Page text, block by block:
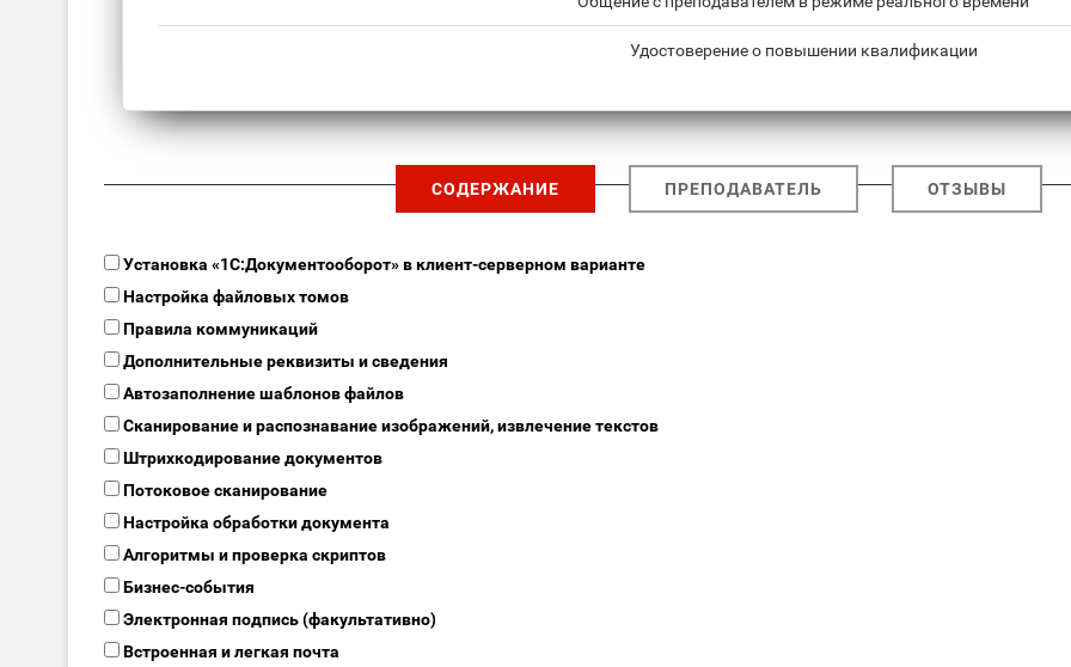
Удостоверение о повышении квалификации
СОДЕРЖАНИЕ ПРЕПОДАВАТЕЛЬ ОТЗЫВЫ
Установка «1С:Документооборот» в клиент-серверном варианте
Настройка файловых томов
Правила коммуникаций
Дополнительные реквизиты и сведения
Автозаполнение шаблонов файлов
Сканирование и распознавание изображений, извлечение текстов
Штрихкодирование документов
Потоковое сканирование
Настройка обработки документа
Алгоритмы и проверка скриптов
Бизнес-события
Электронная подпись (факультативно)
Встроенная и легкая почта